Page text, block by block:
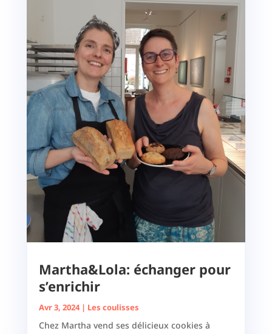
Martha&Lola: échanger pour
s’enrichir
Avr 3, 2024| Les coulisses
Chez Martha vend ses délicieux cookies à